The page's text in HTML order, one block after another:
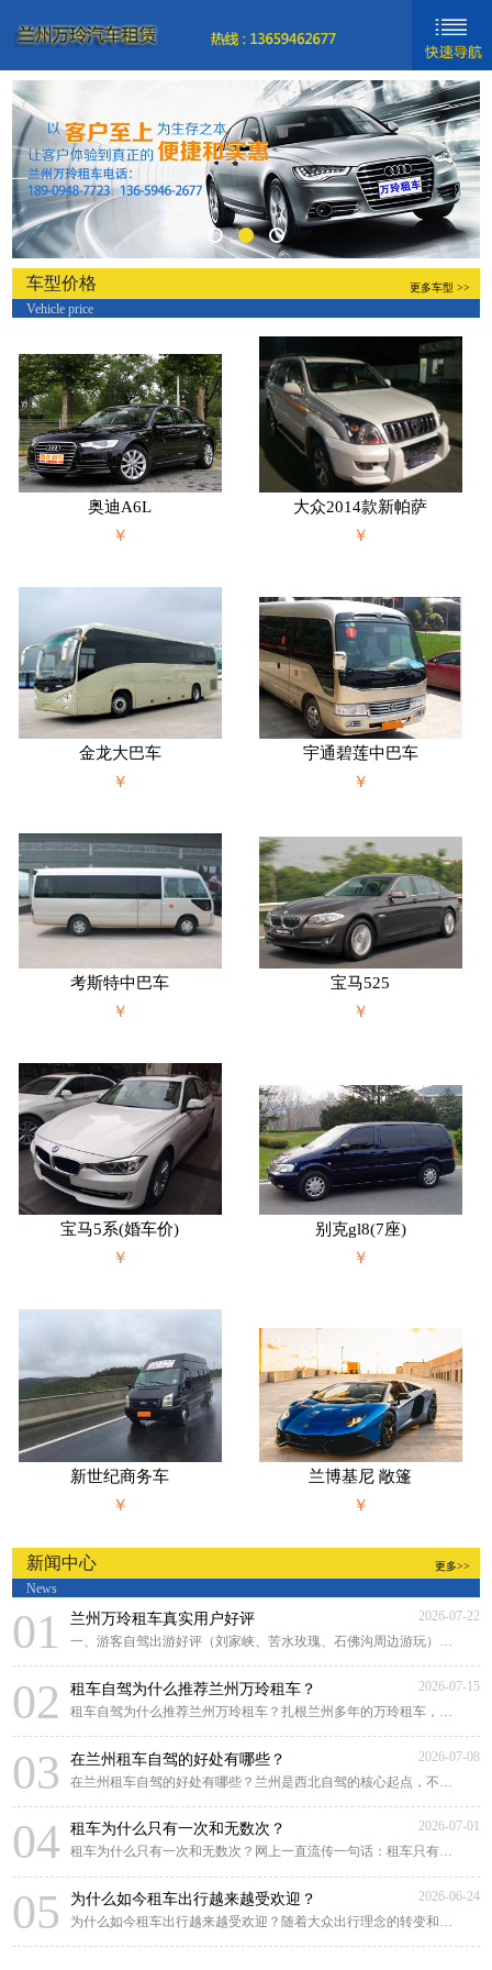
车型价格 更多车型 >>
Vehicle price
奥迪A6L
￥
大众2014款新帕萨
￥
金龙大巴车
￥
宇通碧莲中巴车
￥
考斯特中巴车
￥
宝马525
￥
宝马5系(婚车价)
￥
别克gl8(7座)
￥
新世纪商务车
￥
兰博基尼 敞篷
￥
新闻中心 更多>>
News
01 兰州万玲租车真实用户好评
2026-07-22
一、游客自驾出游好评（刘家峡、苦水玫瑰、石佛沟周边游玩）来兰州游玩，对比好几家租
02 租车自驾为什么推荐兰州万玲租车？
2026-07-15
租车自驾为什么推荐兰州万玲租车？扎根兰州多年的万玲租车，凭借本土化深耕、贴心靠谱
03 在兰州租车自驾的好处有哪些？
2026-07-08
在兰州租车自驾的好处有哪些？兰州是西北自驾的核心起点，不管是市区畅游黄河风情线，
04 租车为什么只有一次和无数次？
2026-07-01
租车为什么只有一次和无数次？网上一直流传一句话：租车只有一次和无数次。很多人原
05 为什么如今租车出行越来越受欢迎？
2026-06-24
为什么如今租车出行越来越受欢迎？随着大众出行理念的转变和租车行业的规范化发展，租
新闻动态
车型分类
关于我们
新手入门
帮助中心